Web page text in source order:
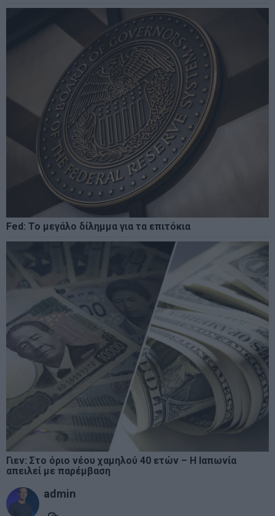
Fed: Το μεγάλο δίλημμα για τα επιτόκια
Γιεν: Στο όριο νέου χαμηλού 40 ετών – Η Ιαπωνία
απειλεί με παρέμβαση
admin